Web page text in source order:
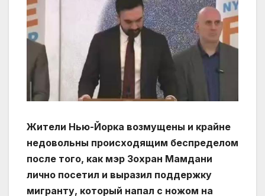
Жители Нью-Йорка возмущены и крайне
недовольны происходящим беспределом
после того, как мэр Зохран Мамдани
лично посетил и выразил поддержку
мигранту, который напал с ножом на